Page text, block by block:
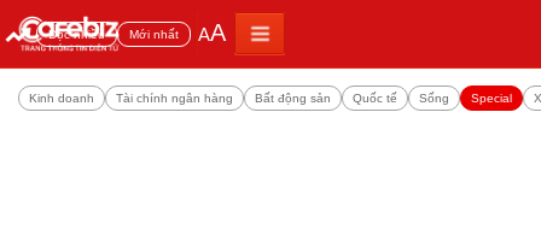
Đọc nhiều Mới nhất AA
Kinh doanh Tài chính ngân hàng Bất động sản Quốc tế Sống Special